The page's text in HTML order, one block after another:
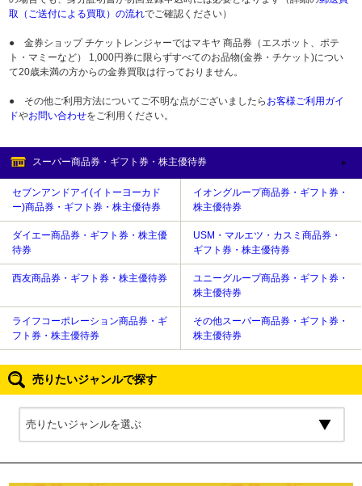
取（ご送付による買取）の流れでご確認ください）
● 金券ショップ チケットレンジャーではマキヤ 商品券（エスポット、ポテ
ト・マミーなど） 1,000円券に限らずすべてのお品物(金券・チケット)につい
て20歳未満の方からの金券買取は行っておりません。
● その他ご利用方法についてご不明な点がございましたら お客様ご利用ガイ
ドやお問い合わせをご利用ください。
スーパー商品券・ギフト券・株主優待券
セブンアンドアイ(イトーヨーカド
ー)商品券・ギフト券・株主優待券
イオングループ商品券・ギフト券・
株主優待券
ダイエー商品券・ギフト券・株主優
待券
USM・マルエツ・カスミ商品券・
ギフト券・株主優待券
西友商品券・ギフト券・株主優待券
ユニーグループ商品券・ギフト券・
株主優待券
ライフコーポレーション商品券・ギ
フト券・株主優待券
その他スーパー商品券・ギフト券・
株主優待券
売りたいジャンルで探す